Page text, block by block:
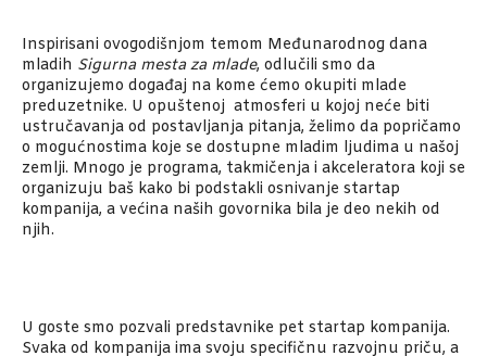
Inspirisani ovogodišnjom temom Međunarodnog dana
mladih Sigurna mesta za mlade, odlučili smo da
organizujemo događaj na kome ćemo okupiti mlade
preduzetnike. U opuštenoj atmosferi u kojoj neće biti
ustručavanja od postavljanja pitanja, želimo da popričamo
o mogućnostima koje se dostupne mladim ljudima u našoj
zemlji. Mnogo je programa, takmičenja i akceleratora koji se
organizuju baš kako bi podstakli osnivanje startap
kompanija, a većina naših govornika bila je deo nekih od
njih.
U goste smo pozvali predstavnike pet startap kompanija.
Svaka od kompanija ima svoju specifičnu razvojnu priču, a